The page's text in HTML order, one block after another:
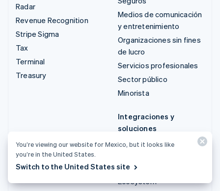
Radar
Revenue Recognition
Stripe Sigma
Tax
Terminal
Treasury
Medios de comunicación
y entretenimiento
Organizaciones sin fines
de lucro
Servicios profesionales
Sector público
Minorista
Integraciones y
soluciones
Stripe Partner
Ecosystem
You’re viewing our website for Mexico, but it looks like
you’re in the United States.
Switch to the United States site